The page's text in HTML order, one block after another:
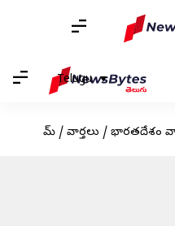
Telugu
హోమ్ / వార్తలు / భారతదేశం